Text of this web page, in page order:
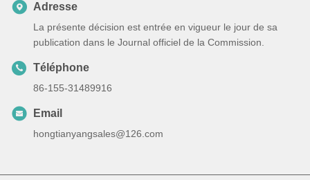
Adresse
La présente décision est entrée en vigueur le jour de sa
publication dans le Journal officiel de la Commission.
Téléphone
86-155-31489916
Email
hongtianyangsales@126.com